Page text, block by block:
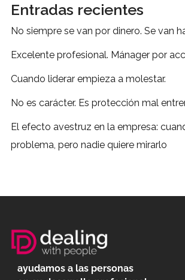
Entradas recientes
No siempre se van por dinero. Se van
Excelente profesional. Mánager por
Cuando liderar empieza a molestar.
No es carácter. Es protección mal
El efecto avestruz en la empresa: cuando todos ven el
problema, pero nadie quiere mirarlo
ayudamos a las personas